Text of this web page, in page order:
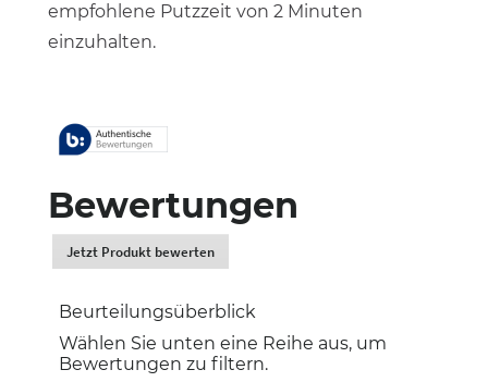
empfohlene Putzzeit von 2 Minuten
einzuhalten.
Bewertungen
Jetzt Produkt bewerten.
Dadurch
Sie
zur
Login-
Seite
Beurteilungsüberblick
Wählen Sie unten eine Reihe aus, um
Bewertungen zu filtern.